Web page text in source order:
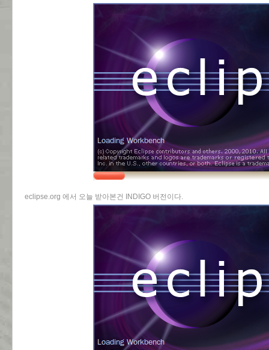
eclipse.org 에서 오늘 받아본건 INDIGO 버전이다.